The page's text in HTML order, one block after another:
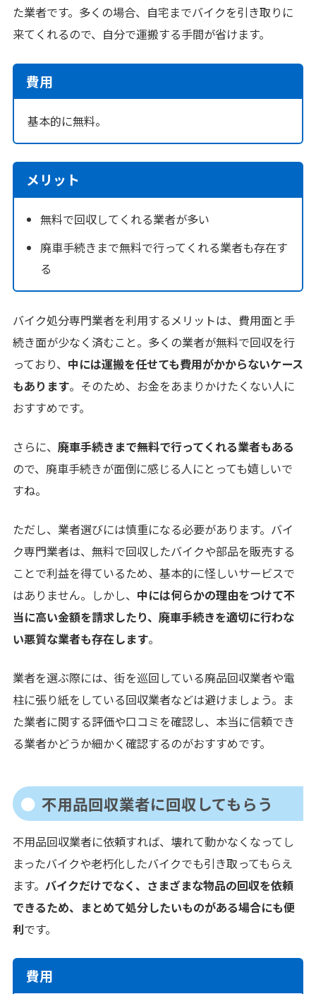
た業者です。多くの場合、自宅までバイクを引き取りに
来てくれるので、自分で運搬する手間が省けます。
費用
基本的に無料。
メリット
無料で回収してくれる業者が多い
廃車手続きまで無料で行ってくれる業者も存在す
る
バイク処分専門業者を利用するメリットは、費用面と手
続き面が少なく済むこと。多くの業者が無料で回収を行
っており、 中には運搬を任せても費用がかからないケース
もあります。そのため、お金をあまりかけたくない人に
おすすめです。
さらに、 廃車手続きまで無料で行ってくれる業者もある
ので、廃車手続きが面倒に感じる人にとっても嬉しいで
すね。
ただし、業者選びには慎重になる必要があります。バイ
ク専門業者は、無料で回収したバイクや部品を販売する
ことで利益を得ているため、基本的に怪しいサービスで
はありません。しかし、 中には何らかの理由をつけて不
当に高い金額を請求したり、廃車手続きを適切に行わな
い悪質な業者も存在します。
業者を選ぶ際には、街を巡回している廃品回収業者や電
柱に張り紙をしている回収業者などは避けましょう。ま
た業者に関する評価や口コミを確認し、本当に信頼でき
る業者かどうか細かく確認するのがおすすめです。
不用品回収業者に回収してもらう
不用品回収業者に依頼すれば、壊れて動かなくなってし
まったバイクや老朽化したバイクでも引き取ってもらえ
ます。 バイクだけでなく、さまざまな物品の回収を依頼
できるため、まとめて処分したいものがある場合にも便
利です。
費用